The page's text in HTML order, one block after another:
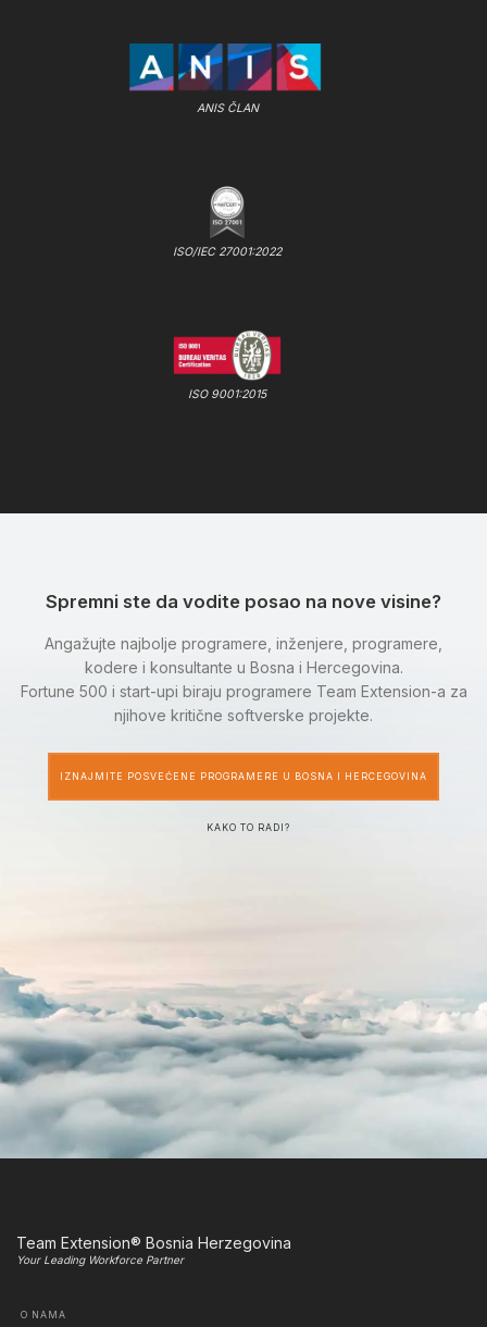
ANIS ČLAN
ISO/IEC 27001:2022
ISO 9001:2015
Spremni ste da vodite posao na nove visine?
Angažujte najbolje programere, inženjere, programere,
kodere i konsultante u Bosna i Hercegovina.
Fortune 500 i start-upi biraju programere Team Extension-a za
njihove kritične softverske projekte.
IZNAJMITE POSVEĆENE PROGRAMERE U BOSNA I HERCEGOVINA
KAKO TO RADI?
Team Extension® Bosnia Herzegovina
Your Leading Workforce Partner
O NAMA